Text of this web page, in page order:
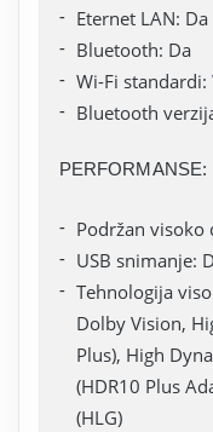
Eternet LAN: Da
Bluetooth: Da
Wi-Fi standardi:
Bluetooth
PERFORMANSE:
Podržan visoko
USB snimanje:
Tehnologija
Dolby Vision,
Plus), High
(HDR10 Plus
(HLG)